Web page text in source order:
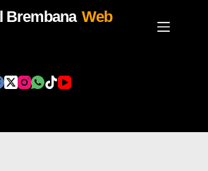
Brembana Web